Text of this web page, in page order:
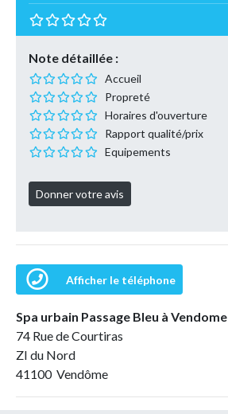
Note détaillée :
Accueil
Propreté
Horaires d'ouverture
Rapport qualité/prix
Equipements
Afficher le téléphone
Spa urbain Passage Bleu à Vendome
74 Rue de Courtiras
ZI du Nord
41100 Vendôme